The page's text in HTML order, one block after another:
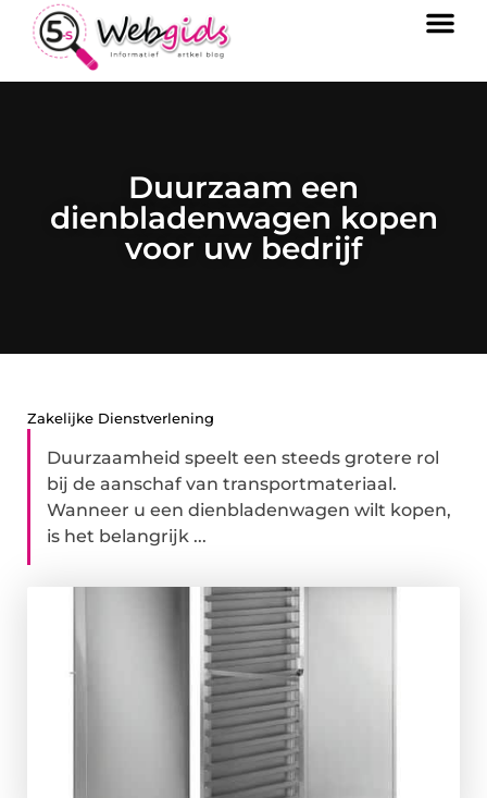
Duurzaam een
dienbladenwagen kopen
voor uw bedrijf
Zakelijke Dienstverlening
Duurzaamheid speelt een steeds grotere rol
bij de aanschaf van transportmateriaal.
Wanneer u een dienbladenwagen wilt kopen,
is het belangrijk ...